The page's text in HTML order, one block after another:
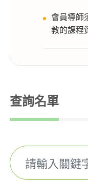
會員導師
教的課程
查詢名單